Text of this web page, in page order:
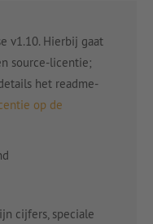
v1.10. Hierbij gaat
source-licentie;
het readme-
op de
cijfers, speciale